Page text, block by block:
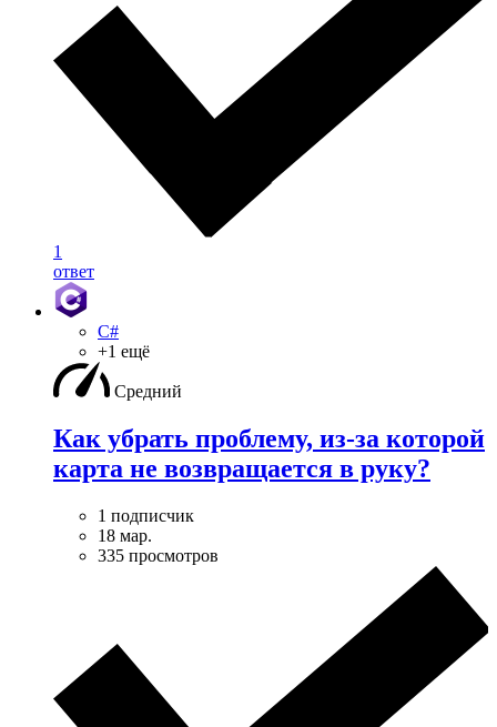
1
ответ
C#
+1 ещё
Средний
Как убрать проблему, из-за которой
карта не возвращается в руку?
1 подписчик
18 мар.
335 просмотров